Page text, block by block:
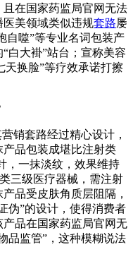
在国家药监局官网无法
美领域类似违规套路屡
自噬”等专业名词包装产
白大褂”站台；宣称美容
天换脸”等疗效承诺打擦
销套路经过精心设计，
品包装成堪比注射类
，一抹淡纹，效果维持
三级医疗器械，需注射
品受皮肤角质层阻隔，
伪”的设计，使得消费者
品在国家药监局官网无
品监管”，这种模糊说法